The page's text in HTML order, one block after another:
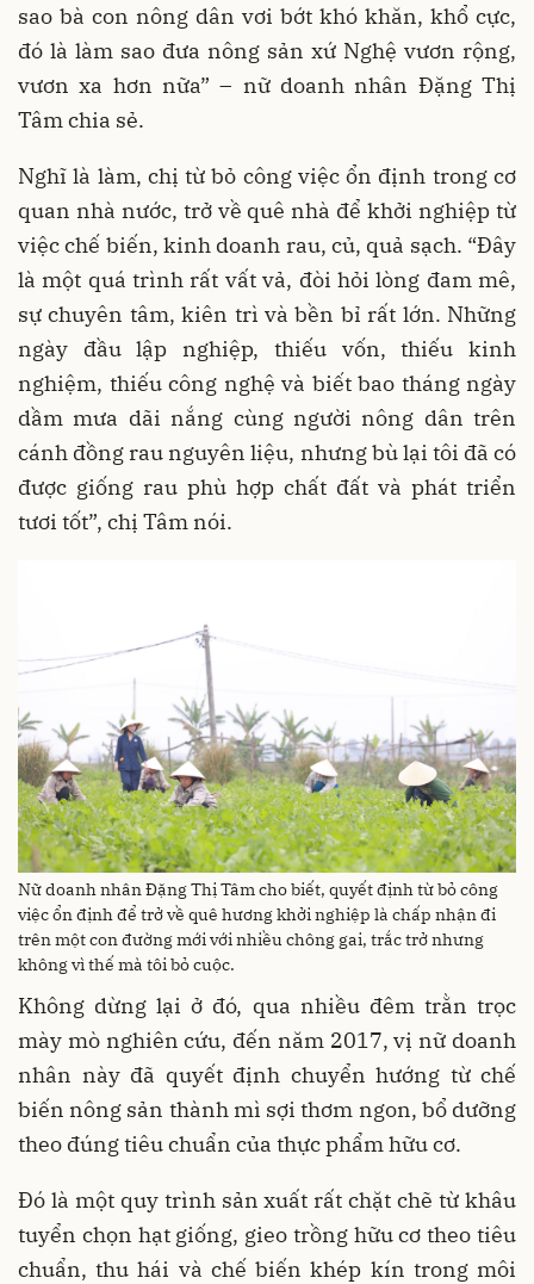
sao bà con nông dân vơi bớt khó khăn, khổ cực,
đó là làm sao đưa nông sản xứ Nghệ vươn rộng,
vươn xa hơn nữa” – nữ doanh nhân Đặng Thị
Tâm chia sẻ.
Nghĩ là làm, chị từ bỏ công việc ổn định trong cơ
quan nhà nước, trở về quê nhà để khởi nghiệp từ
việc chế biến, kinh doanh rau, củ, quả sạch. “Đây
là một quá trình rất vất vả, đòi hỏi lòng đam mê,
sự chuyên tâm, kiên trì và bền bỉ rất lớn. Những
ngày đầu lập nghiệp, thiếu vốn, thiếu kinh
nghiệm, thiếu công nghệ và biết bao tháng ngày
dầm mưa dãi nắng cùng người nông dân trên
cánh đồng rau nguyên liệu, nhưng bù lại tôi đã có
được giống rau phù hợp chất đất và phát triển
tươi tốt”, chị Tâm nói.
Nữ doanh nhân Đặng Thị Tâm cho biết, quyết định từ bỏ công
việc ổn định để trở về quê hương khởi nghiệp là chấp nhận đi
trên một con đường mới với nhiều chông gai, trắc trở nhưng
không vì thế mà tôi bỏ cuộc.
Không dừng lại ở đó, qua nhiều đêm trằn trọc
mày mò nghiên cứu, đến năm 2017, vị nữ doanh
nhân này đã quyết định chuyển hướng từ chế
biến nông sản thành mì sợi thơm ngon, bổ dưỡng
theo đúng tiêu chuẩn của thực phẩm hữu cơ.
Đó là một quy trình sản xuất rất chặt chẽ từ khâu
tuyển chọn hạt giống, gieo trồng hữu cơ theo tiêu
chuẩn, thu hái và chế biến khép kín trong môi